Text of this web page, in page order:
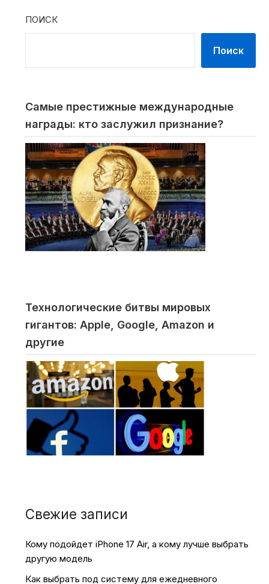
ПОИСК
Поиск
Самые престижные международные
награды: кто заслужил признание?
Технологические битвы мировых
гигантов: Apple, Google, Amazon и
другие
Свежие записи
Кому подойдет iPhone 17 Air, а кому лучше выбрать
другую модель
Как выбрать под систему для ежедневного